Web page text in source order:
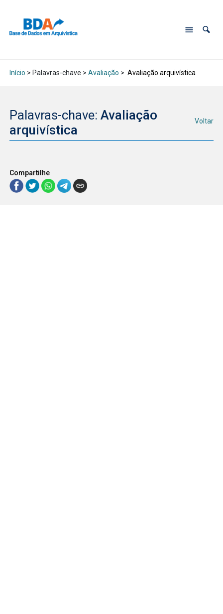
Início > Palavras-chave > Avaliação > Avaliação arquivística
Palavras-chave: Avaliação
arquivística
Voltar
Compartilhe